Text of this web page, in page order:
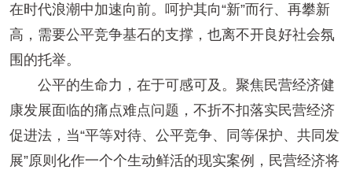
在时代浪潮中加速向前。呵护其向“新”而行、再攀新
高，需要公平竞争基石的支撑，也离不开良好社会氛
围的托举。
公平的生命力，在于可感可及。聚焦民营经济健
康发展面临的痛点难点问题，不折不扣落实民营经济
促进法，当“平等对待、公平竞争、同等保护、共同发
展”原则化作一个个生动鲜活的现实案例，民营经济将